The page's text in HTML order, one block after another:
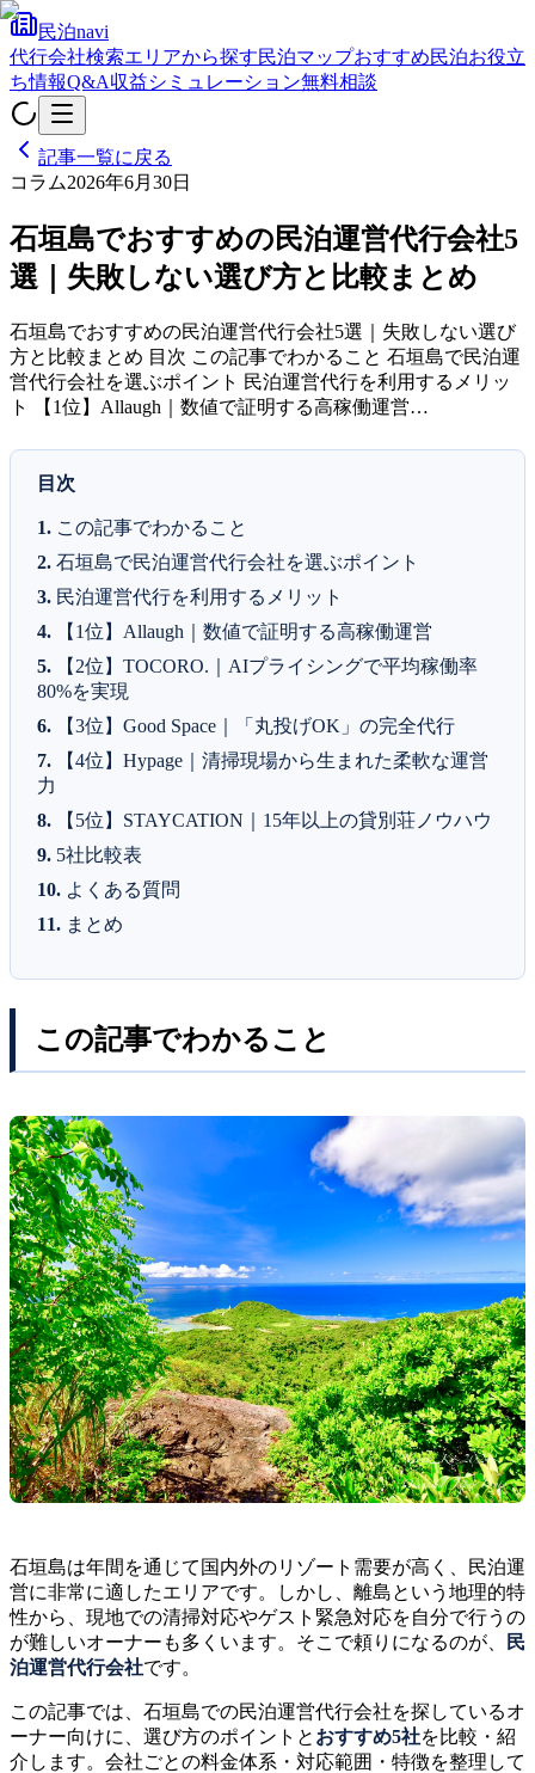
民泊navi
代行会社検索エリアから探す民泊マップおすすめ民泊お役立
ち情報Q&A収益シミュレーション無料相談
記事一覧に戻る
コラム2026年6月30日
石垣島でおすすめの民泊運営代行会社5
選｜失敗しない選び方と比較まとめ
石垣島でおすすめの民泊運営代行会社5選｜失敗しない選び
方と比較まとめ 目次 この記事でわかること 石垣島で民泊運
営代行会社を選ぶポイント 民泊運営代行を利用するメリッ
ト 【1位】Allaugh｜数値で証明する高稼働運営…
目次
この記事でわかること
石垣島で民泊運営代行会社を選ぶポイント
民泊運営代行を利用するメリット
【1位】Allaugh｜数値で証明する高稼働運営
【2位】TOCORO.｜AIプライシングで平均稼働率
80%を実現
【3位】Good Space｜「丸投げOK」の完全代行
【4位】Hypage｜清掃現場から生まれた柔軟な運営
力
【5位】STAYCATION｜15年以上の貸別荘ノウハウ
5社比較表
よくある質問
まとめ
この記事でわかること
石垣島は年間を通じて国内外のリゾート需要が高く、民泊運
営に非常に適したエリアです。しかし、離島という地理的特
性から、現地での清掃対応やゲスト緊急対応を自分で行うの
が難しいオーナーも多くいます。そこで頼りになるのが、
民
泊運営代行会社です。
この記事では、石垣島での民泊運営代行会社を探しているオ
ーナー向けに、選び方のポイントと おすすめ5社を比較・紹
介します。会社ごとの料金体系・対応範囲・特徴を整理して